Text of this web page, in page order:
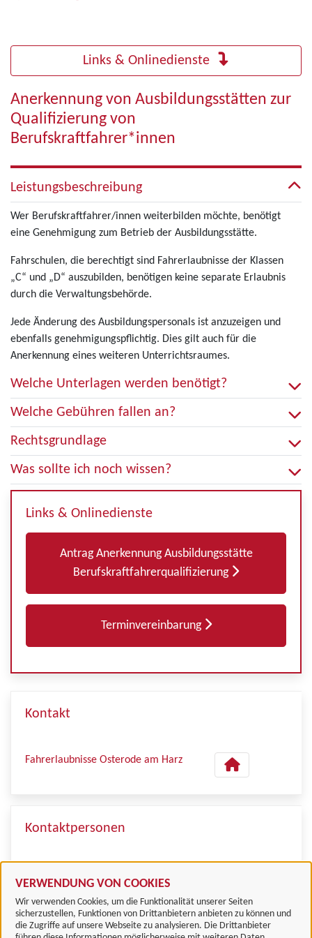
VERWENDUNG VON COOKIES
Wir verwenden Cookies, um die Funktionalität unserer Seiten
sicherzustellen, Funktionen von Drittanbietern anbieten zu können und
die Zugriffe auf unsere Webseite zu analysieren. Die Drittanbieter
Links & Onlinedienste
Anerkennung von Ausbildungsstätten zur
Qualifizierung von
Berufskraftfahrer*innen
Leistungsbeschreibung
Wer Berufskraftfahrer/innen weiterbilden möchte, benötigt
eine Genehmigung zum Betrieb der Ausbildungsstätte.
Fahrschulen, die berechtigt sind Fahrerlaubnisse der Klassen
„C“ und „D“ auszubilden, benötigen keine separate Erlaubnis
durch die Verwaltungsbehörde.
Jede Änderung des Ausbildungspersonals ist anzuzeigen und
ebenfalls genehmigungspflichtig. Dies gilt auch für die
Anerkennung eines weiteren Unterrichtsraumes.
Welche Unterlagen werden benötigt?
Welche Gebühren fallen an?
Rechtsgrundlage
Was sollte ich noch wissen?
Links & Onlinedienste
Antrag Anerkennung Ausbildungsstätte
Berufskraftfahrerqualifizierung
Terminvereinbarung
Kontakt
Fahrerlaubnisse Osterode am Harz
Kontaktpersonen